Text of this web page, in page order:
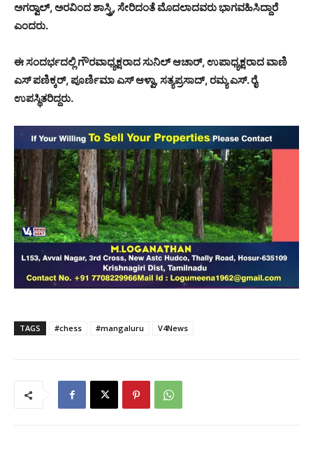
ಅಗರ್‍ವಾಲ್, ಅರವಿಂದ ಶಾಸ್ತ್ರಿ, ಸೇರಿದಂತೆ ಮೊದಲಾದವರು ಭಾಗವಹಿಸಿದ್ದಾರೆ
ಎಂದರು.
ಈ ಸಂದರ್ಭದಲ್ಲಿ ಗೌರವಾಧ್ಯಕ್ಷರಾದ ಸುನಿಲ್ ಆಚಾರ್, ಉಪಾಧ್ಯಕ್ಷರಾದ ವಾಣಿ
ಎಸ್ ಪಣಿಕ್ಕರ್, ಪೂರ್ಣಿಮಾ ಎಸ್ ಆಳ್ವಾ, ಸತ್ಯಪ್ರಸಾದ್, ರಮ್ಯ ಎಸ್. ರೈ
ಉಪಸ್ಥಿತರಿದ್ದರು.
TAGS #chess #mangaluru V4News